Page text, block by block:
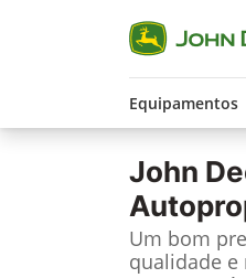
Equipamentos
John
Um bom
qualidade e